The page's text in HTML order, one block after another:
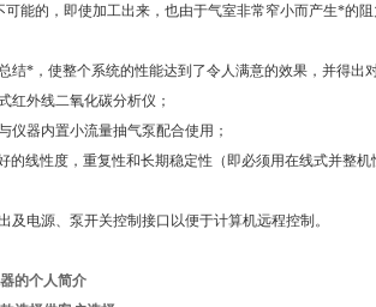
能的，即使加工出来，也由于气室非常窄小而产生*的
结*，使整个系统的性能达到了令人满意的效果，并得出
外线二氧化碳分析仪；
器内置小流量抽气泵配合使用；
的线性度，重复性和长期稳定性（即必须用在线式并整机
及电源、泵开关控制接口以便于计算机远程控制。
的个人简介